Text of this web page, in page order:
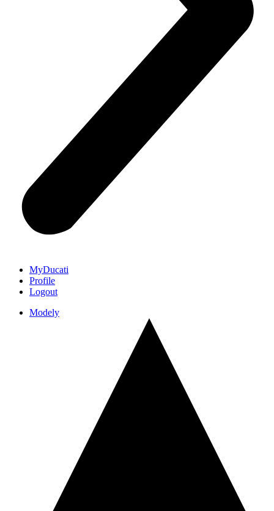
MyDucati
Profile
Logout
Modely